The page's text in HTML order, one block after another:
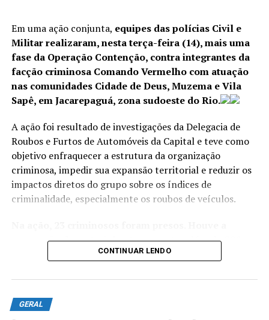
sabia bem. Me oferecia bebidas e drogas, fazia com que
eu me sentisse descolada e importante. Tive relações
com o seu irmão, foi a minha primeira vez. Chorei assim
que acabou.”, lembra. Depois disso, a amiga a convenceu
a manter relações com outras pessoas. Mesmo
traumatizada, M.C. acreditava que tinha se tornado
sido aliciada. “Sinto que um pedaço de mim, que me
trazia inocência e vivacidade, foi roubado antes que eu
tivesse consciência dele”, lamenta.
A presidente do Instituto Infância Protegida vai além
quando diz que não existe perfil de abusador: embora a
“Um caso em especial que estamos cuidando é o de uma
que mãe precisava trabalhar e deixou a criança com a
Para seter
primeiro semestre de 2019, foram registradas mais de
Em uma ação conjunta, equipes das polícias Civil e
Militar realizaram, nesta terça-feira (14), mais uma
fase da Operação Contenção, contra integrantes da
facção criminosa Comando Vermelho com atuação
nas comunidades Cidade de Deus, Muzema e Vila
Sapê, em Jacarepaguá, zona sudoeste do Rio.
A ação foi resultado de investigações da Delegacia de
Roubos e Furtos de Automóveis da Capital e teve como
objetivo enfraquecer a estrutura da organização
criminosa, impedir sua expansão territorial e reduzir os
impactos diretos do grupo sobre os índices de
criminalidade, especialmente os roubos de veículos.
apreensão de material entorpecente, além de 200
cartuchos, 11 carregadores, 20 celulares, quatro
e um artefato explosivo.
Os agentes também localizaram uma central de gatonet
CONTINUAR LENDO
GERAL